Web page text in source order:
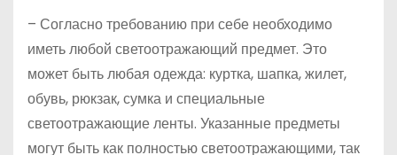
– Согласно требованию при себе необходимо
иметь любой светоотражающий предмет. Это
может быть любая одежда: куртка, шапка, жилет,
обувь, рюкзак, сумка и специальные
светоотражающие ленты. Указанные предметы
могут быть как полностью светоотражающими, так